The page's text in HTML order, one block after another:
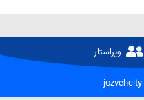
ویراستار
jozvehcity